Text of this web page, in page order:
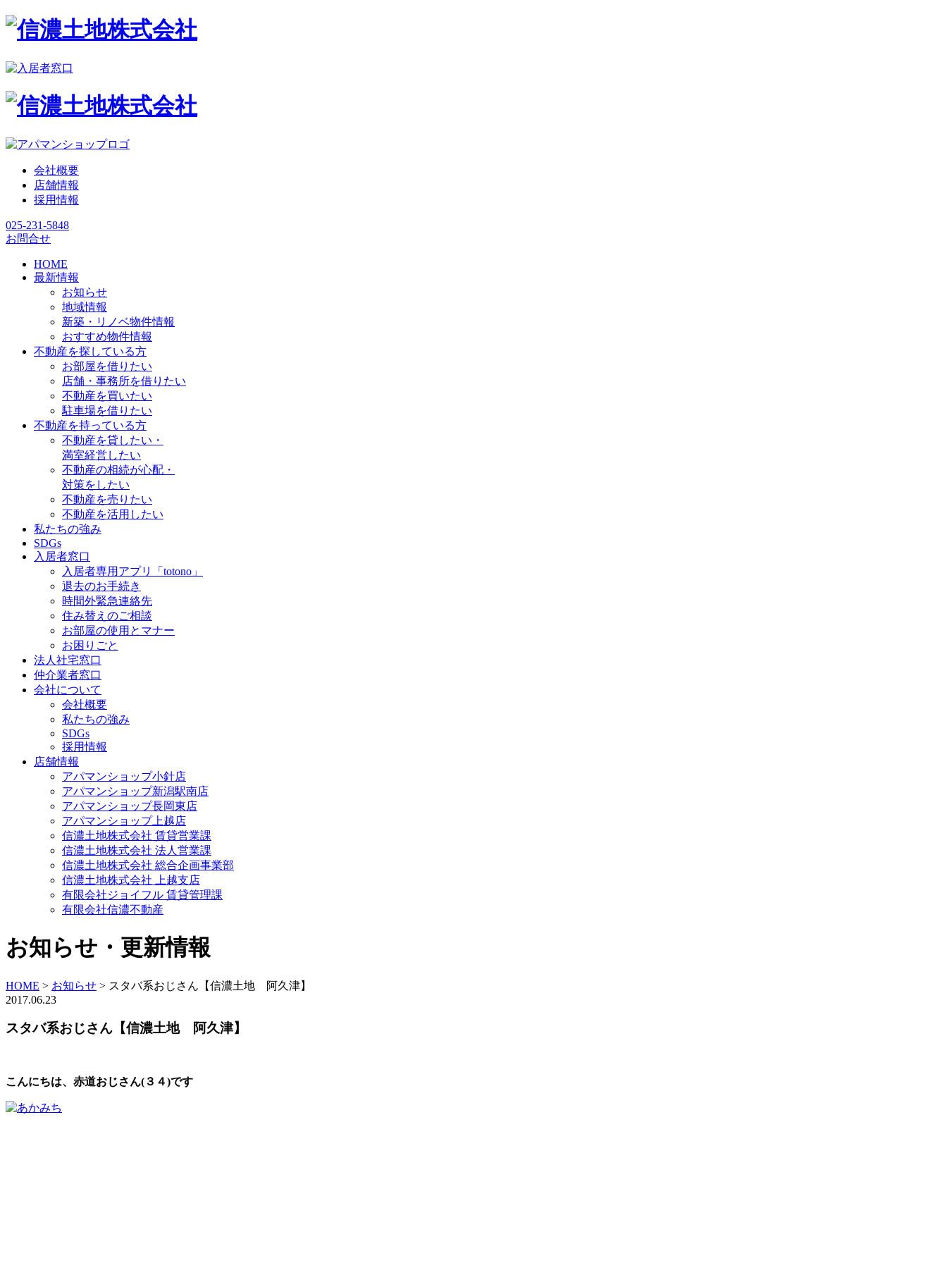
会社概要
店舗情報
採用情報
025-231-5848
お問合せ
HOME
最新情報
お知らせ
地域情報
新築・リノベ物件情報
おすすめ物件情報
不動産を探している方
お部屋を借りたい
店舗・事務所を借りたい
不動産を買いたい
駐車場を借りたい
不動産を持っている方
不動産を貸したい・
満室経営したい
不動産の相続が心配・
対策をしたい
不動産を売りたい
不動産を活用したい
私たちの強み
SDGs
入居者窓口
入居者専用アプリ「totono」
退去のお手続き
時間外緊急連絡先
住み替えのご相談
お部屋の使用とマナー
お困りごと
法人社宅窓口
仲介業者窓口
会社について
会社概要
私たちの強み
SDGs
採用情報
店舗情報
アパマンショップ小針店
アパマンショップ新潟駅南店
アパマンショップ長岡東店
アパマンショップ上越店
信濃土地株式会社 賃貸営業課
信濃土地株式会社 法人営業課
信濃土地株式会社 総合企画事業部
信濃土地株式会社 上越支店
有限会社ジョイフル 賃貸管理課
有限会社信濃不動産
お知らせ・更新情報
HOME > お知らせ > スタバ系おじさん【信濃土地 阿久津】
2017.06.23
スタバ系おじさん【信濃土地 阿久津】
こんにちは、 赤道おじさん(３４)です